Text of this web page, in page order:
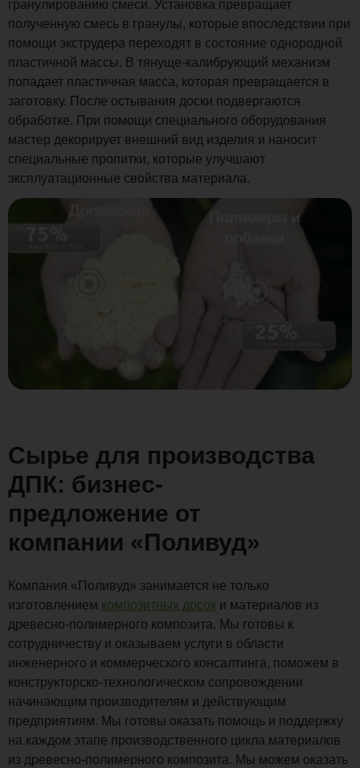
гранулированию смеси. Установка превращает
полученную смесь в гранулы, которые впоследствии при
помощи экструдера переходят в состояние однородной
пластичной массы. В тянуще-калибрующий механизм
попадает пластичная масса, которая превращается в
заготовку. После остывания доски подвергаются
обработке. При помощи специального оборудования
мастер декорирует внешний вид изделия и наносит
специальные пропитки, которые улучшают
эксплуатационные свойства материала.
Сырье для производства
ДПК: бизнес-
предложение от
компании «Поливуд»
Компания «Поливуд» занимается не только
изготовлением композитных досок и материалов из
древесно-полимерного композита. Мы готовы к
сотрудничеству и оказываем услуги в области
инженерного и коммерческого консалтинга, поможем в
конструкторско-технологическом сопровождении
начинающим производителям и действующим
предприятиям. Мы готовы оказать помощь и поддержку
на каждом этапе производственного цикла материалов
из древесно-полимерного композита. Мы можем оказать